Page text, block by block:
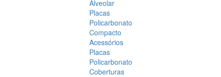
Alveolar
Placas
Policarbonato
Compacto
Acessórios
Placas
Policarbonato
Coberturas